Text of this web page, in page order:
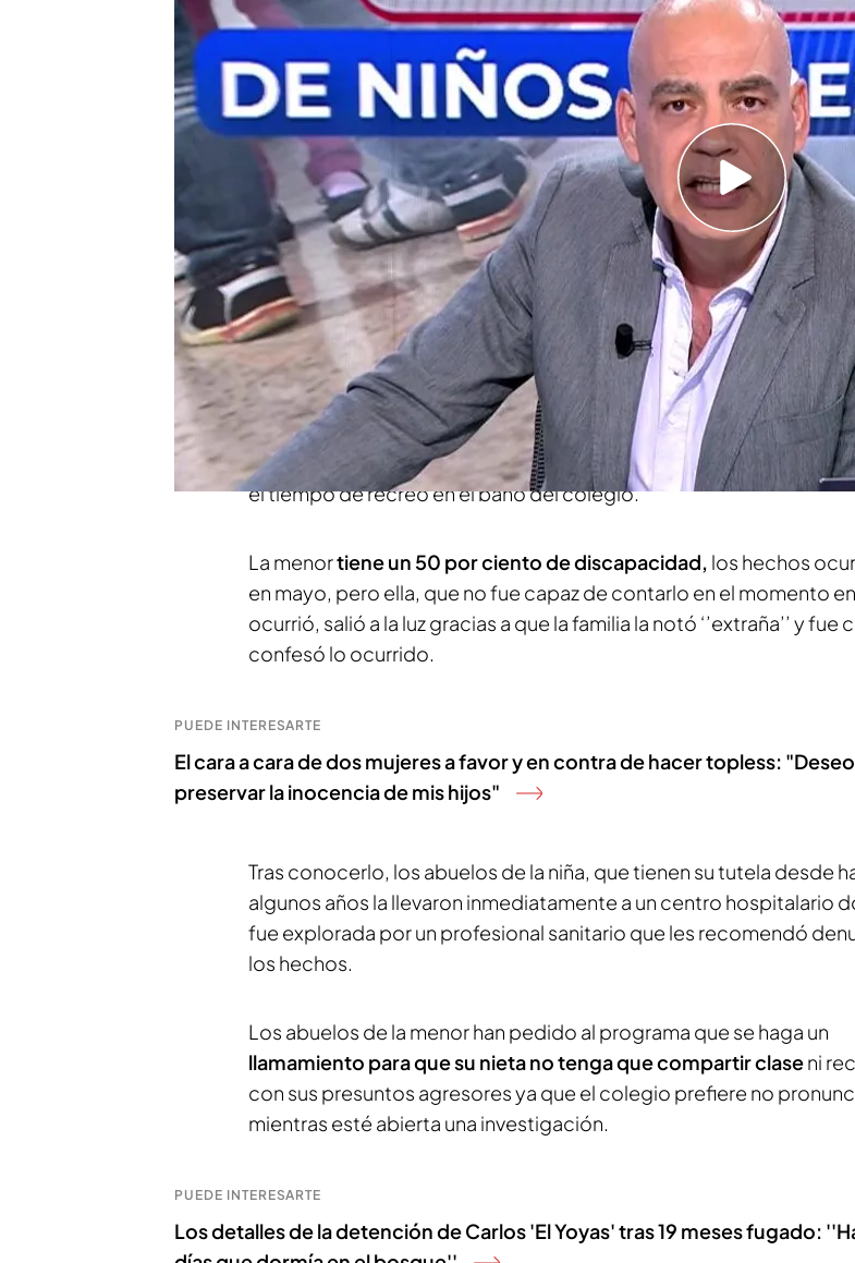
Se investiga la violación a una niña de 11 años con un 50 % de
discapacidad por parte de ocho compañeros, de entre 10 y 11
Nacho Abad se ha dirigido a Asuntos Sociales después de que
recomendado a los abuelos de la menor ''no hablar para no
custodia''
Otra ‘manada’ de menores inimputables en Badalona: ¿Habría
cambiar la ley?
Compartir
Se investiga laviolación a una niña de 11 años
por parte de ocho
compañeros, de entre 10 y 11 años, de su colegio. Al parecer y
informa la reportera de
‘En boca de todos’,
los hechos ocurrieron
el tiempo de recreo en el baño del colegio.
La menortiene un 50 por ciento de discapacidad, los hechos
en mayo, pero ella, que no fue capaz de contarlo en el momento
ocurrió, salió a la luz gracias a que la familia la notó ‘’extraña’’ y fue
confesó lo ocurrido.
PUEDE INTERESARTE
El cara a cara de dos mujeres a favor y en contra de hacer topless: "Deseo
preservar la inocencia de mis hijos"
Tras conocerlo, los abuelos de la niña, que tienen su tutela desde
algunos años la llevaron inmediatamente a un centro hospitalario
fue explorada por un profesional sanitario que les recomendó
los hechos.
Los abuelos de la menor han pedido al programa que se haga un
llamamiento para que su nieta no tenga que compartir claseni
con sus presuntos agresores ya que el colegio prefiere no
mientras esté abierta una investigación.
PUEDE INTERESARTE
Los detalles de la detención de Carlos 'El Yoyas' tras 19 meses fugado: